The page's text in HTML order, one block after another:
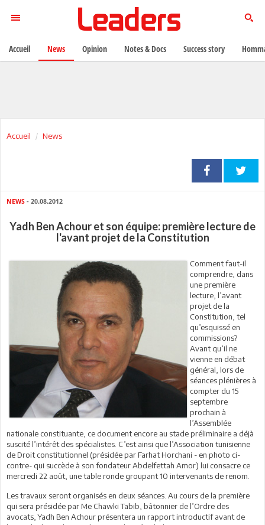
Accueil News
NEWS - 20.08.2012
Yadh Ben Achour et son équipe: première lecture de
l'avant projet de la Constitution
Comment faut-il
comprendre, dans
une première
lecture, l’avant
projet de la
Constitution, tel
qu’esquissé en
commissions?
Avant qu’il ne
vienne en débat
général, lors de
séances plénières à
compter du 15
septembre
prochain à
l’Assemblée
nationale constituante, ce document encore au stade préliminaire a déjà
suscité l’intérêt des spécialistes. C’est ainsi que l’Association tunisienne
de Droit constitutionnel (présidée par Farhat Horchani - en photo ci-
contre- qui succède à son fondateur Abdelfettah Amor) lui consacre ce
mercredi 22 août, une table ronde groupant 10 intervenants de renom.
Les travaux seront organisés en deux séances. Au cours de la première
qui sera présidée par Me Chawki Tabib, bâtonnier de l’Ordre des
avocats, Yadh Ben Achour présentera un rapport introductif avant de
Accueil News Opinion Notes & Docs Success story